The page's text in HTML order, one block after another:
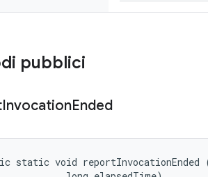
pubblici
InvocationEnded
static void reportInvocationEnded